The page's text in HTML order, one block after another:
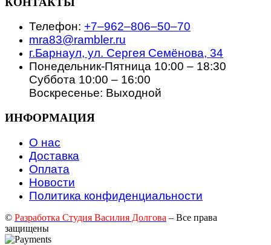
Телефон: +7‒962‒806‒50‒70
mra83@rambler.ru
г.Барнаул, ул. Сергея Семёнова, 34
Понедельник-Пятница 10:00 – 18:30
Суббота 10:00 – 16:00
Воскресенье: Выходной
ИНФОРМАЦИЯ
О нас
Доставка
Оплата
Новости
Политика конфиденциальности
© Разработка Студия Василия Долгова – Все права
защищены